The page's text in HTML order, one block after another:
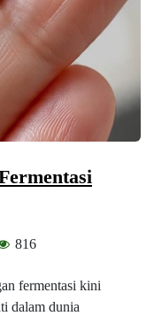
816
fermentasi kini
dalam dunia